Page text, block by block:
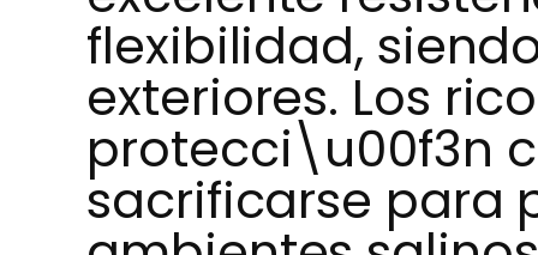
flexibilidad,
exteriores. Los
protecci\u00f3n
sacrificarse para